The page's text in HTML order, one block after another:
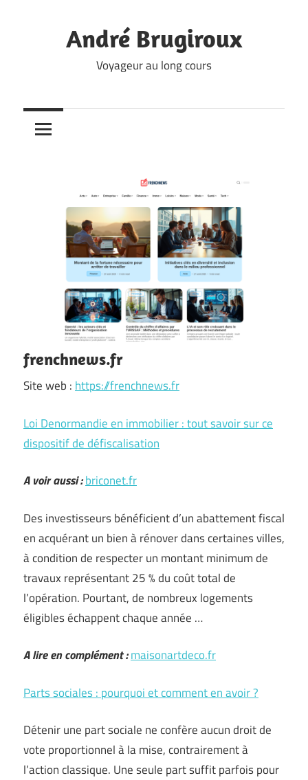
André Brugiroux
Voyageur au long cours
frenchnews.fr
Site web : https://frenchnews.fr
Loi Denormandie en immobilier : tout savoir sur ce
dispositif de défiscalisation
A voir aussi :briconet.fr
Des investisseurs bénéficient d’un abattement fiscal
en acquérant un bien à rénover dans certaines villes,
à condition de respecter un montant minimum de
travaux représentant 25 % du coût total de
l’opération. Pourtant, de nombreux logements
éligibles échappent chaque année …
A lire en complément :maisonartdeco.fr
Parts sociales : pourquoi et comment en avoir ?
Détenir une part sociale ne confère aucun droit de
vote proportionnel à la mise, contrairement à
l’action classique. Une seule part suffit parfois pour